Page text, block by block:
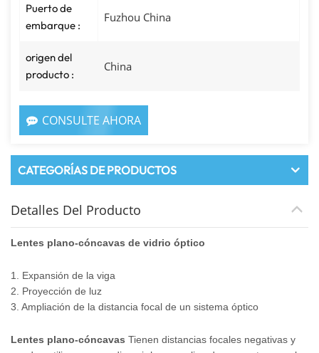
Puerto de
embarque :
Fuzhou China
origen del
producto :
China
CONSULTE AHORA
CATEGORÍAS DE PRODUCTOS
Detalles Del Producto
Lentes plano-cóncavas de vidrio óptico
1. Expansión de la viga
2. Proyección de luz
3. Ampliación de la distancia focal de un sistema óptico
Lentes plano-cóncavas Tienen distancias focales negativas y